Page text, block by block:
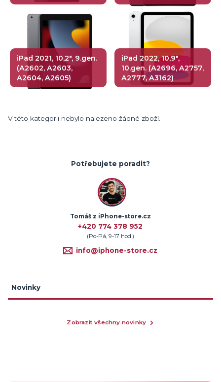
iPad 2021, 10,2", 9.gen.
(A2602, A2603,
A2604, A2605)
iPad 2022, 10,9",
10.gen. (A2696, A2757,
A2777, A3162)
V této kategorii nebylo nalezeno žádné zboží.
Potřebujete poradit?
Tomáš z iPhone-store.cz
+420 774 378 952
(Po-Pá, 9-17 hod.)
info@iphone-store.cz
Novinky
Zobrazit všechny novinky